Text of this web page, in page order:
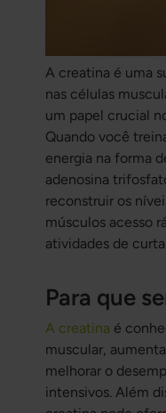
A creatina é uma
nas células
um papel crucial
Quando você
energia na forma
adenosina
reconstruir os
músculos acesso
atividades de
Para que
A creatina é
muscular,
melhorar o
intensivos. Além